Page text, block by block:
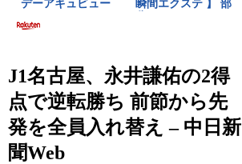
J1名古屋、永井謙佑の2得
点で逆転勝ち 前節から先
発を全員入れ替え – 中日新
聞Web